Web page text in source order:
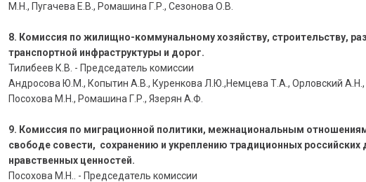
М.Н., Пугачева Е.В., Ромашина Г.Р., Сезонова О.В.
8. Комиссия по жилищно-коммунальному хозяйству, строительству,
транспортной инфраструктуры и дорог.
Тилибеев К.В. - Председатель комиссии
Андросова Ю.М., Копытин А.В., Куренкова Л.Ю.,Немцева Т.А., Орловский А.Н.,
Посохова М.Н., Ромашина Г.Р., Язерян А.Ф.
9. Комиссия по миграционной политики, межнациональным
свободе совести, сохранению и укреплению традиционных российских
нравственных ценностей.
Посохова М.Н.. - Председатель комиссии